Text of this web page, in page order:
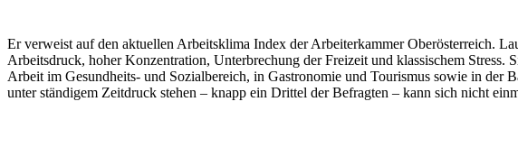
Er verweist auf den aktuellen Arbeitsklima Index der Arbeiterkammer Oberösterreich.
Arbeitsdruck, hoher Konzentration, Unterbrechung der Freizeit und klassischem
Arbeit im Gesundheits- und Sozialbereich, in Gastronomie und Tourismus sowie in der
unter ständigem Zeitdruck stehen – knapp ein Drittel der Befragten – kann sich nicht